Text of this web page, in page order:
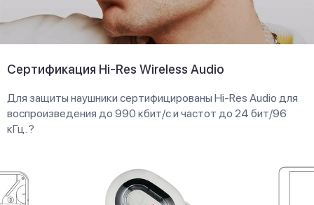
Сертификация Hi-Res Wireless Audio
Для защиты наушники сертифицированы Hi-Res Audio для
воспроизведения до 990 кбит/с и частот до 24 бит/96
кГц. ?